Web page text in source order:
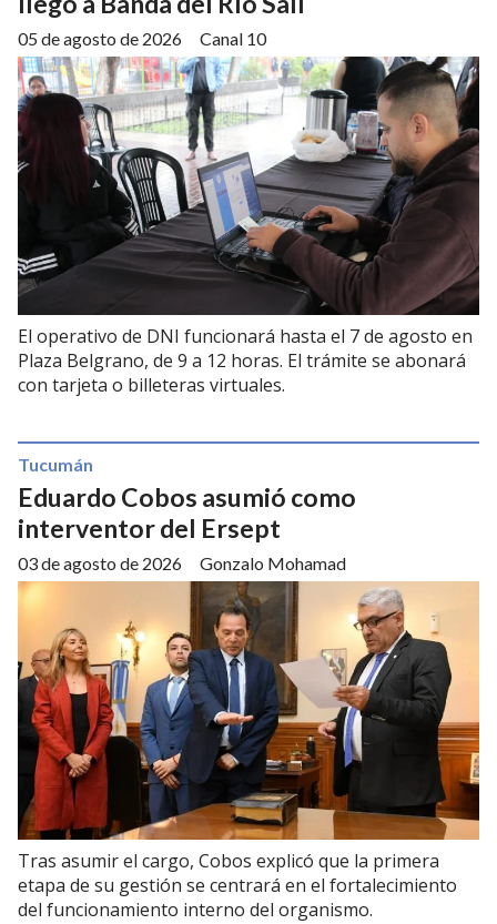
Canal 10
05 de agosto de 2026
El operativo de DNI funcionará hasta el 7 de agosto en
Plaza Belgrano, de 9 a 12 horas. El trámite se abonará
con tarjeta o billeteras virtuales.
Eduardo Cobos asumió como
interventor del Ersept
Gonzalo Mohamad
Tucumán
03 de agosto de 2026
Tras asumir el cargo, Cobos explicó que la primera
etapa de su gestión se centrará en el fortalecimiento
del funcionamiento interno del organismo.